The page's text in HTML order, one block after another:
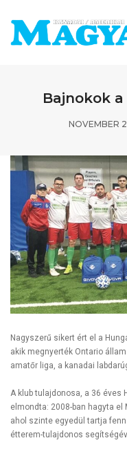
Bajnokok
NOVEMBER
Nagyszerű sikert ért el a
akik megnyerték Ontario
amatőr liga, a kanadai
A klub tulajdonosa, a 36 éves
elmondta: 2008-ban hagyta el
ahol szinte egyedül tartja
étterem-tulajdonos